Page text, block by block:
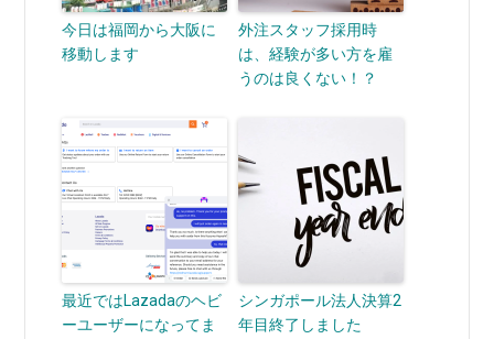
今日は福岡から大阪に
移動します
外注スタッフ採用時
は、経験が多い方を雇
うのは良くない！？
最近ではLazadaのヘビ
ーユーザーになってま
シンガポール法人決算2
年目終了しました